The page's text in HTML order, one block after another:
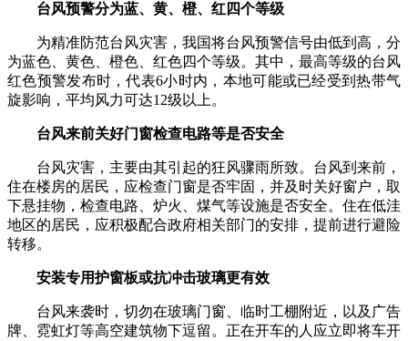
台风预警分为蓝、黄、橙、红四个等级
为精准防范台风灾害，我国将台风预警信号由低到高，分
为蓝色、黄色、橙色、红色四个等级。其中，最高等级的台风
红色预警发布时，代表6小时内，本地可能或已经受到热带气
旋影响，平均风力可达12级以上。
台风来前关好门窗检查电路等是否安全
台风灾害，主要由其引起的狂风骤雨所致。台风到来前，
住在楼房的居民，应检查门窗是否牢固，并及时关好窗户，取
下悬挂物，检查电路、炉火、煤气等设施是否安全。住在低洼
地区的居民，应积极配合政府相关部门的安排，提前进行避险
转移。
安装专用护窗板或抗冲击玻璃更有效
台风来袭时，切勿在玻璃门窗、临时工棚附近，以及广告
牌、霓虹灯等高空建筑物下逗留。正在开车的人应立即将车开